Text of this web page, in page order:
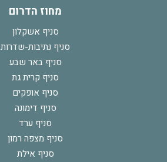
מחוז הדרום
סניף אשקלון
סניף נתיבות-שדרות
סניף באר שבע
סניף קרית גת
סניף אופקים
סניף דימונה
סניף ערד
סניף מצפה רמון
סניף אילת